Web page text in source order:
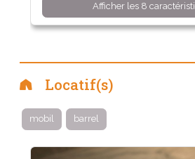
Afficher les 8
Locatif(s)
mobil barrel